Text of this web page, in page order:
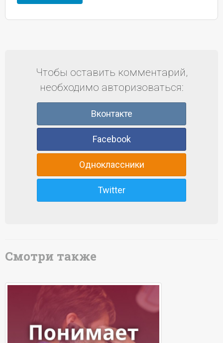
Чтобы оставить комментарий,
необходимо авторизоваться:
Вконтакте
Facebook
Одноклассники
Twitter
Смотри также